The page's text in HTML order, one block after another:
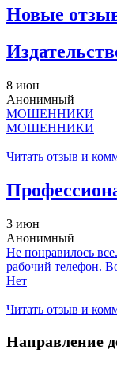
Новые
8 июн
Анонимный
МОШЕННИКИ
МОШЕННИКИ
Читать отзыв и
3 июн
Анонимный
Не понравилось
рабочий телефон.
Нет
Читать отзыв и
Направление